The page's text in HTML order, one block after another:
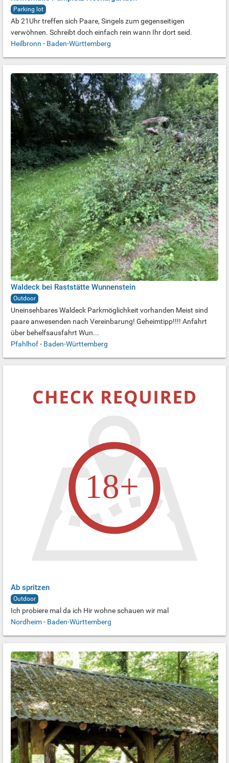
Parking lot
Ab 21Uhr treffen sich Paare, Singels zum gegenseitigen
verwöhnen. Schreibt doch einfach rein wann Ihr dort seid.
Heilbronn - Baden-Württemberg
Waldeck bei Raststätte Wunnenstein
Outdoor
Uneinsehbares Waldeck Parkmöglichkeit vorhanden Meist sind
paare anwesenden nach Vereinbarung! Geheimtipp!!!! Anfahrt
über behelfsausfahrt Wun...
Pfahlhof- Baden-Württemberg
Ab spritzen
Outdoor
Ich probiere mal da ich Hir wohne schauen wir mal
Nordheim- Baden-Württemberg